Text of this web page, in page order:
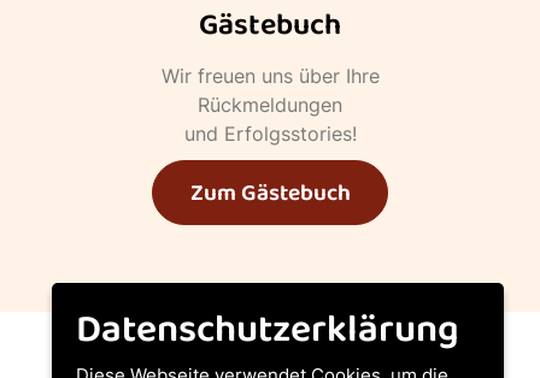
Gästebuch
Wir freuen uns über Ihre
Rückmeldungen
und Erfolgsstories!
Zum Gästebuch
Datenschutzerklärung